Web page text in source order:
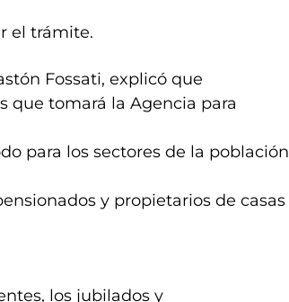
el trámite.
Fossati, explicó que
que tomará la Agencia para
para los sectores de la población
y propietarios de casas
los jubilados y